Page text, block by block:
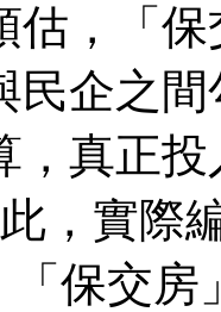
估，「
民企之
，真正
，實際
「保交